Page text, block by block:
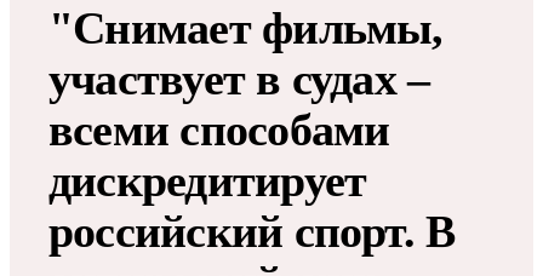
"Снимает фильмы,
участвует в судах –
всеми способами
дискредитирует
российский спорт. В